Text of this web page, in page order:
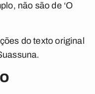
não são de ‘O
do texto original